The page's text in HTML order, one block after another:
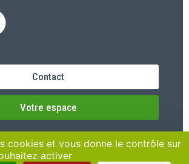
Contact
Votre espace
cookies et vous donne le contrôle sur
activer